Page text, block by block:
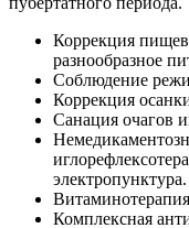
Коррекция
разнообразное
Соблюдение
Коррекция
Санация очагов
электропунктура.
Комплексная